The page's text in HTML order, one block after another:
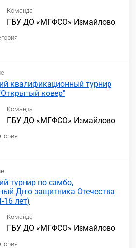
Команда
ГБУ ДО «МГФСО» Измайлово
квалификационный турнир
ковер"
Команда
ГБУ ДО «МГФСО» Измайлово
турнир по самбо,
Дню защитника Отечества
16 лет)
Команда
ГБУ ДО «МГФСО» Измайлово